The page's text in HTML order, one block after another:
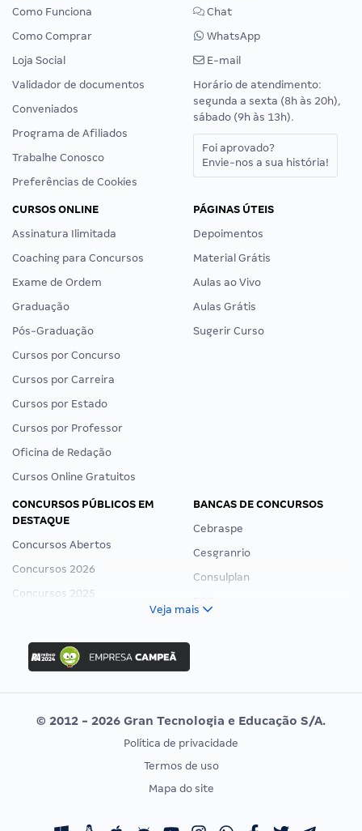
Como Funciona
Como Comprar
Loja Social
Validador de documentos
Conveniados
Programa de Afiliados
Trabalhe Conosco
Preferências de Cookies
Chat
WhatsApp
E-mail
Horário de atendimento:
segunda a sexta (8h às 20h),
sábado (9h às 13h).
Foi aprovado?
Envie-nos a sua história!
CURSOS ONLINE
Assinatura Ilimitada
Coaching para Concursos
Exame de Ordem
Graduação
Pós-Graduação
Cursos por Concurso
Cursos por Carreira
Cursos por Estado
Cursos por Professor
Oficina de Redação
Cursos Online Gratuitos
PÁGINAS ÚTEIS
Depoimentos
Material Grátis
Aulas ao Vivo
Aulas Grátis
Sugerir Curso
CONCURSOS PÚBLICOS EM
DESTAQUE
Concursos Abertos
Concursos 2026
Concursos 2025
Concurso Ibama
Concurso MPU
Editais publicados
BANCAS DE CONCURSOS
Cebraspe
Cesgranrio
Consulplan
Vunesp
CONCURSOS POR PROFISSÃO
Concursos Fiscais
EXAME DE ORDEM
Calendário OAB
Veja mais
© 2012 - 2026 Gran Tecnologia e Educação S/A.
Política de privacidade
Termos de uso
Mapa do site